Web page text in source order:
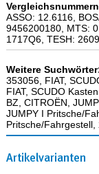
ASSO: 12.6116,
9456200180, MTS:
1717Q6, TESH:
Weitere
353056, FIAT,
FIAT, SCUDO
BZ, CITROËN,
JUMPY I Pritsche/
Pritsche/Fahrgestell,
Artikelvarianten